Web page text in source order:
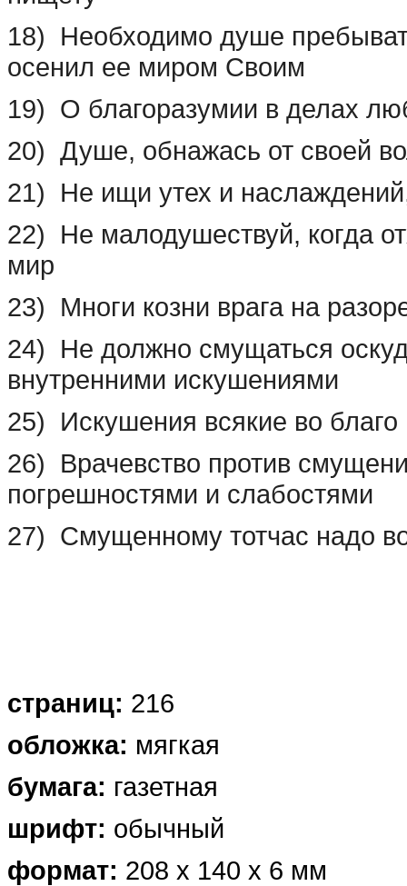
18) Необходимо душе
осенил ее миром Своим
19) О благоразумии в делах
20) Душе, обнажась от своей
21) Не ищи утех и
22) Не малодушествуй, когда
мир
23) Многи козни врага на
24) Не должно смущаться
внутренними искушениями
25) Искушения всякие во
26) Врачевство против
погрешностями и слабостями
27) Смущенному тотчас надо
страниц: 216
обложка: мягкая
бумага: газетная
шрифт: обычный
формат: 208 х 140 х 6 мм